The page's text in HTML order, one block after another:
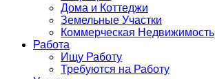
Дома и Коттеджи
Земельные Участки
Коммерческая Недвижимость
Работа
Ищу Работу
Требуются на Работу